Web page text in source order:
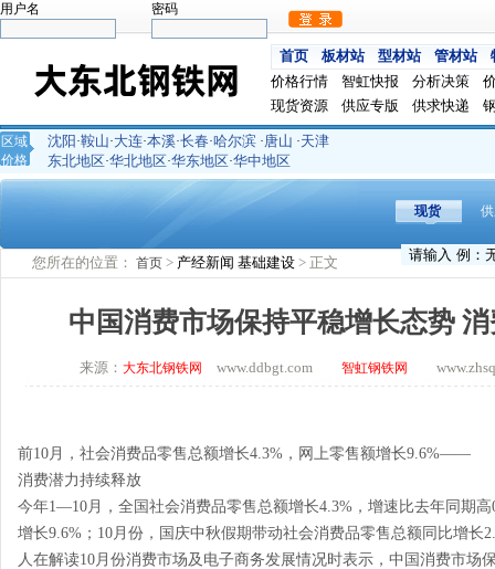
用户名 密码
首页 板材站 型材站 管材站
价格行情
智虹快报 分析决策
现货资源
供应专版 供求快递
区域
价格
沈阳 ·鞍山·大连·本溪·长春·哈尔滨 ·唐山 ·天津
东北地区·华北地区·华东地区·华中地区
现货
您所在的位置： 首页 > 产经新闻 基础建设 > 正文
中国消费市场保持平稳增长态势
来源： 大东北钢铁网 www.ddbgt.com 智虹钢铁网
前10月，社会消费品零售总额增长4.3%，网上零售额增长9.6%——
消费潜力持续释放
今年1—10月，全国社会消费品零售总额增长4.3%，增速比去年同期
增长9.6%；10月份，国庆中秋假期带动社会消费品零售总额同比增
人在解读10月份消费市场及电子商务发展情况时表示，中国消费市场